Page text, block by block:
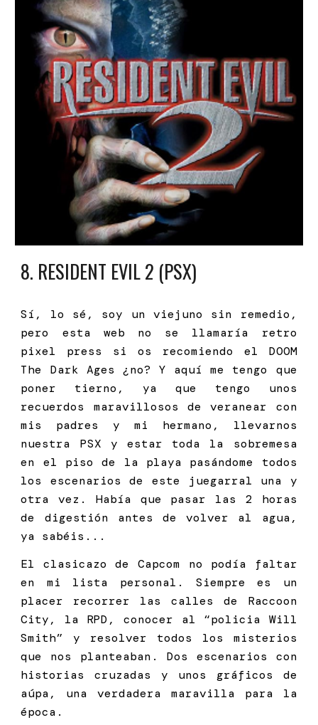
8. RESIDENT EVIL 2 (PSX)
Sí, lo sé, soy un viejuno sin remedio,
pero esta web no se llamaría retro
pixel press si os recomiendo el DOOM
The Dark Ages ¿no? Y aquí me tengo que
poner tierno, ya que tengo unos
recuerdos maravillosos de veranear con
mis padres y mi hermano, llevarnos
nuestra PSX y estar toda la sobremesa
en el piso de la playa pasándome todos
los escenarios de este juegarral una y
otra vez. Había que pasar las 2 horas
de digestión antes de volver al agua,
ya sabéis...
El clasicazo de Capcom no podía faltar
en mi lista personal. Siempre es un
placer recorrer las calles de Raccoon
City, la RPD, conocer al “policia Will
Smith” y resolver todos los misterios
que nos planteaban. Dos escenarios con
historias cruzadas y unos gráficos de
aúpa, una verdadera maravilla para la
época.